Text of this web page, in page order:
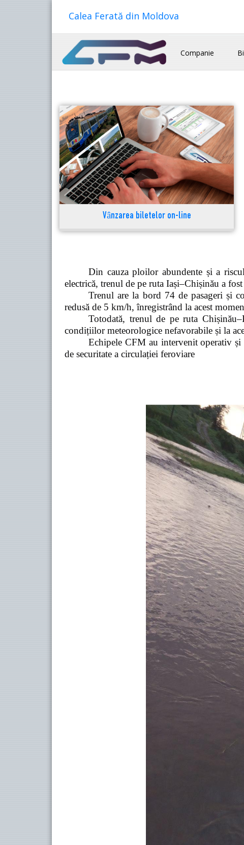
Calea Ferată din Moldova
Companie
Vânzarea biletelor on-line
Din cauza ploilor abundente și a
electrică, trenul de pe ruta Iași–Chișinău a
Trenul are la bord 74 de pasageri și
redusă de 5 km/h, înregistrând la acest
Totodată, trenul de pe ruta
condițiilor meteorologice nefavorabile și la
Echipele CFM au intervenit operativ și
de securitate a circulației feroviare